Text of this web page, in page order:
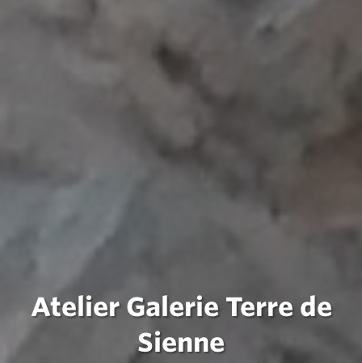
Atelier Galerie Terre de
Sienne